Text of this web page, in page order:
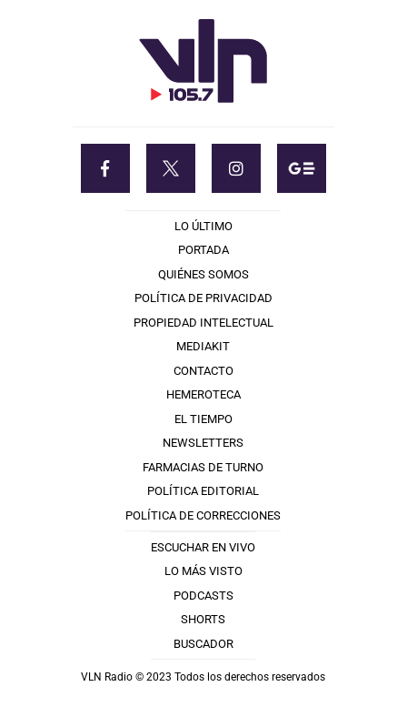
LO ÚLTIMO
PORTADA
QUIÉNES SOMOS
POLÍTICA DE PRIVACIDAD
PROPIEDAD INTELECTUAL
MEDIAKIT
CONTACTO
HEMEROTECA
EL TIEMPO
NEWSLETTERS
FARMACIAS DE TURNO
POLÍTICA EDITORIAL
POLÍTICA DE CORRECCIONES
ESCUCHAR EN VIVO
LO MÁS VISTO
PODCASTS
SHORTS
BUSCADOR
VLN Radio © 2023 Todos los derechos reservados